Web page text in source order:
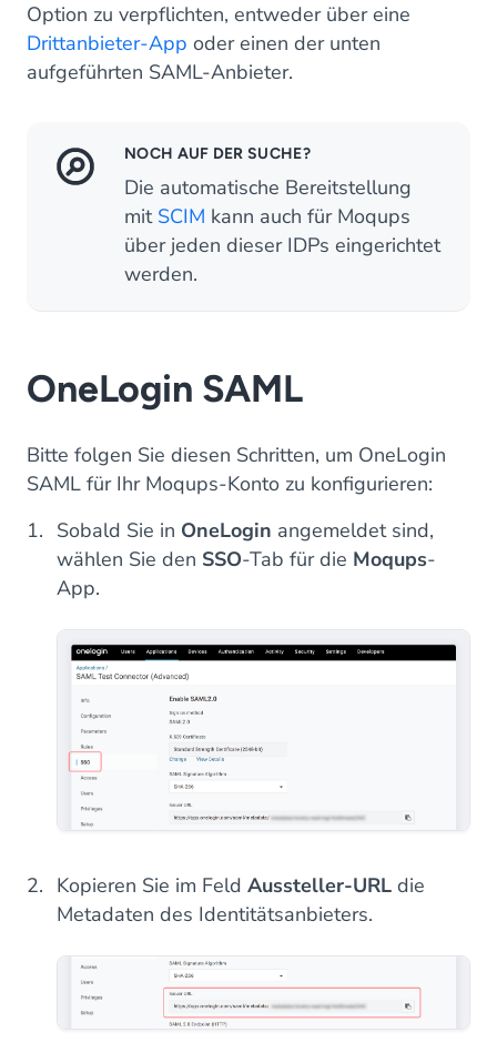
Option zu verpflichten, entweder über eine
Drittanbieter-App oder einen der unten
aufgeführten SAML-Anbieter.
NOCH AUF DER SUCHE?
Die automatische Bereitstellung
mit SCIM kann auch für Moqups
über jeden dieser IDPs eingerichtet
werden.
OneLogin SAML
Bitte folgen Sie diesen Schritten, um OneLogin
SAML für Ihr Moqups-Konto zu konfigurieren:
Sobald Sie in OneLogin angemeldet sind,
wählen Sie den SSO-Tab für die Moqups-
App.
Kopieren Sie im Feld Aussteller-URL die
Metadaten des Identitätsanbieters.